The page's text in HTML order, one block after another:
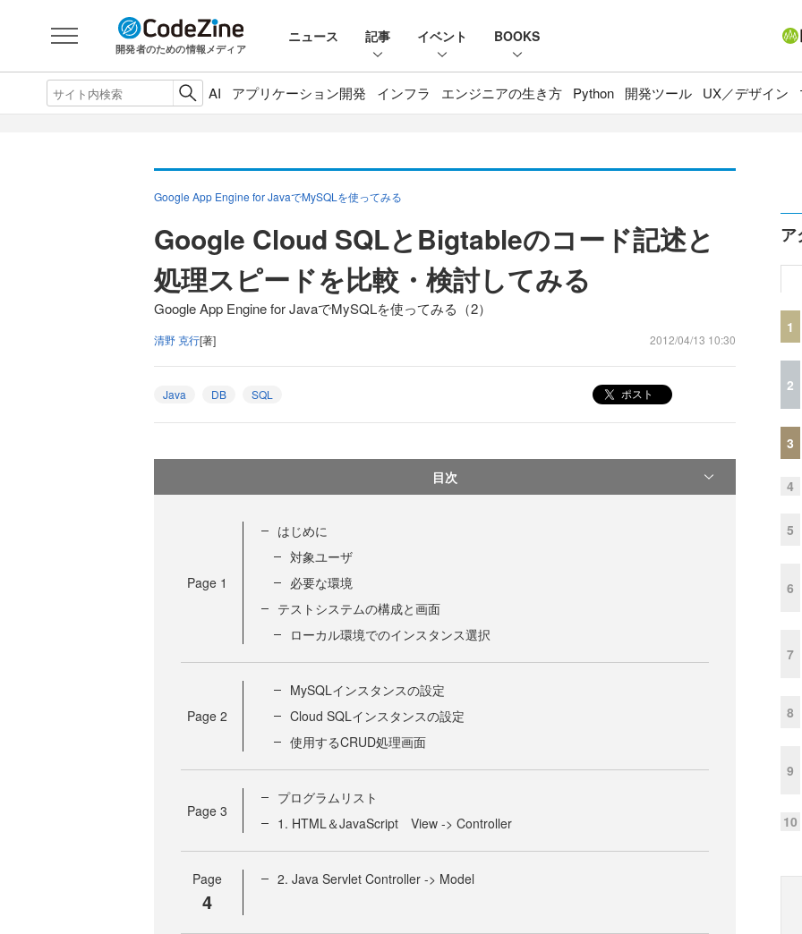
開発者のための情報メディア
ニュース 記事 イベント BOOKS
AI アプリケーション開発 インフラ エンジニアの生き方 Python 開発ツール UX／デザイン
Google App Engine for JavaでMySQLを使ってみる
Google Cloud SQLとBigtableのコード記述と
処理スピードを比較・検討してみる
Google App Engine for JavaでMySQLを使ってみる（2）
清野 克行[著] 2012/04/13 10:30
Java DB SQL ポスト
目次
Page 1
はじめに
対象ユーザ
必要な環境
テストシステムの構成と画面
ローカル環境でのインスタンス選択
Page 2
MySQLインスタンスの設定
Cloud SQLインスタンスの設定
使用するCRUD処理画面
Page 3
プログラムリスト
1. HTML＆JavaScript View -> Controller
Page
4
2. Java Servlet Controller -> Model
ア
1
2
3
4
5
6
7
8
9
10